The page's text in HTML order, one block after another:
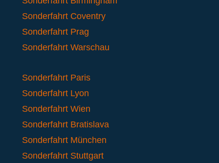
Sonderfahrt Coventry
Sonderfahrt Prag
Sonderfahrt Warschau
Sonderfahrt Paris
Sonderfahrt Lyon
Sonderfahrt Wien
Sonderfahrt Bratislava
Sonderfahrt München
Sonderfahrt Stuttgart